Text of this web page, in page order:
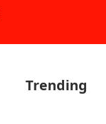
Trending